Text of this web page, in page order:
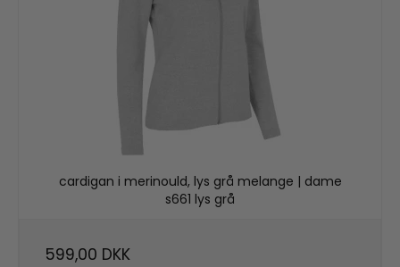
cardigan i merinould, lys grå melange | dame
s661 lys grå
599,00 DKK